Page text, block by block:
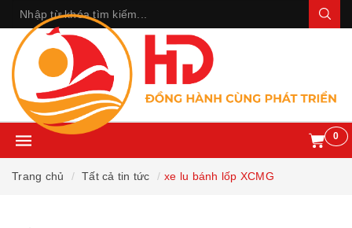
0
Trang chủ Tất cả tin tức xe lu bánh lốp XCMG